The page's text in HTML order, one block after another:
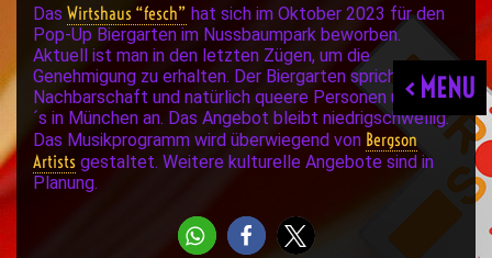
< MENU
Das Wirtshaus “fesch” hat sich im Oktober 2023 für den
Pop-Up Biergarten im Nussbaumpark beworben.
Aktuell ist man in den letzten Zügen, um die
Genehmigung zu erhalten. Der Biergarten spricht die
Nachbarschaft und natürlich queere Personen und Ally
´s in München an. Das Angebot bleibt niedrigschwellig.
Das Musikprogramm wird überwiegend von Bergson
Artists gestaltet. Weitere kulturelle Angebote sind in
Planung.